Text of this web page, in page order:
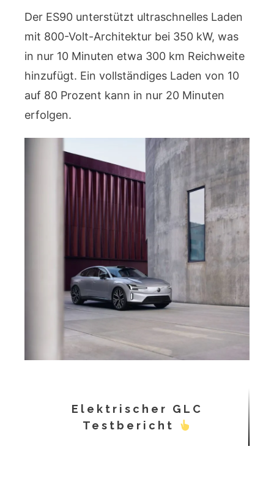
Der ES90 unterstützt ultraschnelles Laden
mit 800-Volt-Architektur bei 350 kW, was
in nur 10 Minuten etwa 300 km Reichweite
hinzufügt. Ein vollständiges Laden von 10
auf 80 Prozent kann in nur 20 Minuten
erfolgen.
Elektrischer GLC
Testbericht